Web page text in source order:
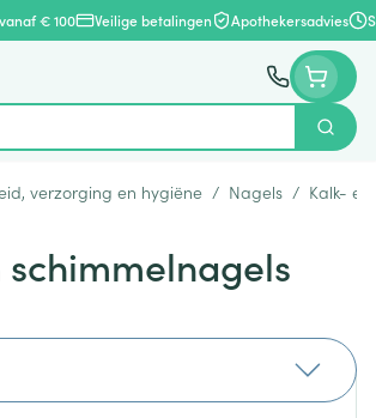
€ 100 Veilige betalingen Apothekersadvies
Zoek
verzorging en hygiëne / Nagels / Kalk-
schimmelnagels